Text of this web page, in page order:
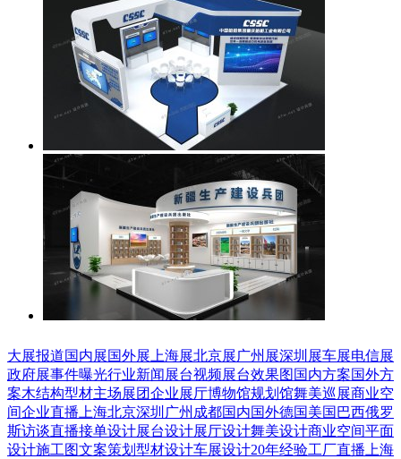
大展报道国内展国外展 上海展北京展广州展深圳展车展电信展
政府展事件曝光行业新闻 展台视频展台效果图 国内方案国外方
案木结构型材主场展团企业展厅博物馆规划馆舞美巡展商业空
间企业直播 上海北京深圳 广州 成都国内国外德国美国 巴西俄罗
斯访谈直播接单设计展台设计展厅设计舞美设计商业空间平面
设计施工图文案策划 型材设计车展设计20年经验工厂直播 上海